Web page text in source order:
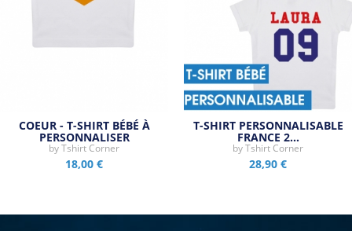
COEUR - T-SHIRT BÉBÉ À
PERSONNALISER
byTshirt Corner
18,00 €
T-SHIRT PERSONNALISABLE
FRANCE 2…
byTshirt Corner
28,90 €